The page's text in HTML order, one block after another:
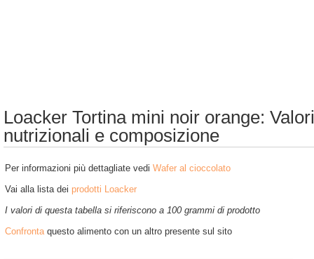
Loacker Tortina mini noir orange: Valori
nutrizionali e composizione
Per informazioni più dettagliate vedi Wafer al cioccolato
Vai alla lista dei prodotti Loacker
I valori di questa tabella si riferiscono a 100 grammi di prodotto
Confrontaquesto alimento con un altro presente sul sito